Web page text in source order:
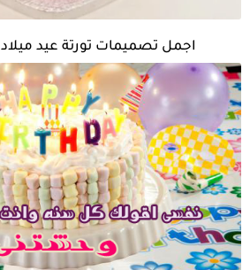
اجمل تصميمات تورتة عيد ميلاد 2022 بالاسماء